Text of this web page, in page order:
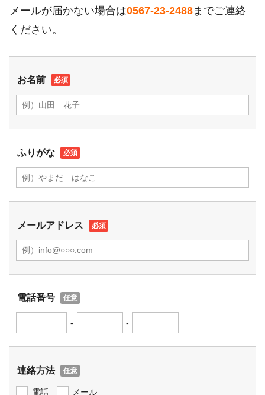
メールが届かない場合は0567-23-2488までご連絡
ください。
お名前
ふりがな
メールアドレス
電話番号
- -
連絡方法
電話 メール